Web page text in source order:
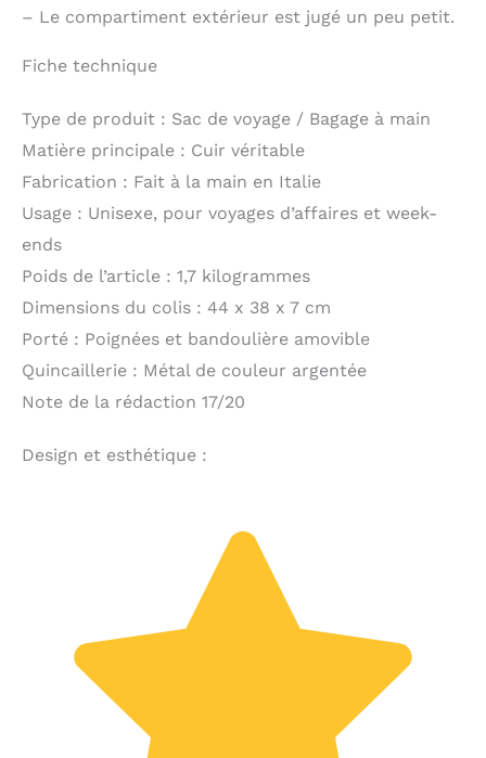
– Le compartiment extérieur est jugé un peu petit.
Fiche technique
Type de produit : Sac de voyage / Bagage à main
Matière principale : Cuir véritable
Fabrication : Fait à la main en Italie
Usage : Unisexe, pour voyages d’affaires et week-
ends
Poids de l’article : 1,7 kilogrammes
Dimensions du colis : 44 x 38 x 7 cm
Porté : Poignées et bandoulière amovible
Quincaillerie : Métal de couleur argentée
Note de la rédaction 17/20
Design et esthétique :